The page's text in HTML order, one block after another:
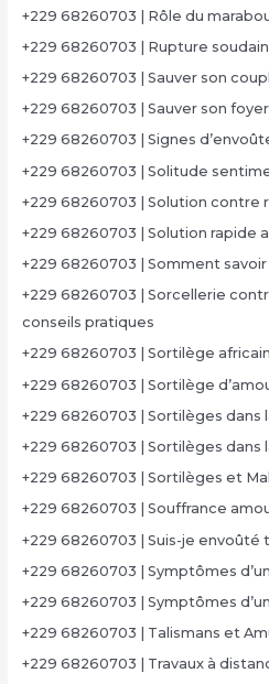
+229 68260703 | Rôle du
+229 68260703 | Rupture
+229 68260703 | Sauver son
+229 68260703 | Sauver son foyer
+229 68260703 | Signes
+229 68260703 | Solitude
+229 68260703 | Solution contre
+229 68260703 | Solution rapide
+229 68260703 | Somment
+229 68260703 | Sorcellerie
conseils pratiques
+229 68260703 | Sortilège africain
+229 68260703 | Sortilège
+229 68260703 | Sortilèges dans
+229 68260703 | Sortilèges dans
+229 68260703 | Sortilèges et
+229 68260703 | Souffrance
+229 68260703 | Suis-je envoûté
+229 68260703 | Symptômes
+229 68260703 | Symptômes
+229 68260703 | Talismans et
+229 68260703 | Travaux à